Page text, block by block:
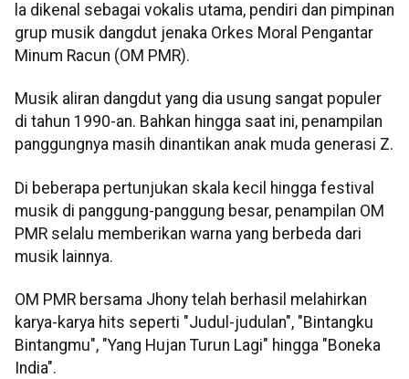
la dikenal sebagai vokalis utama, pendiri dan pimpinan
grup musik dangdut jenaka Orkes Moral Pengantar
Minum Racun (OM PMR).
Musik aliran dangdut yang dia usung sangat populer
di tahun 1990-an. Bahkan hingga saat ini, penampilan
panggungnya masih dinantikan anak muda generasi Z.
Di beberapa pertunjukan skala kecil hingga festival
musik di panggung-panggung besar, penampilan OM
PMR selalu memberikan warna yang berbeda dari
musik lainnya.
OM PMR bersama Jhony telah berhasil melahirkan
karya-karya hits seperti "Judul-judulan", "Bintangku
Bintangmu", "Yang Hujan Turun Lagi" hingga "Boneka
India".